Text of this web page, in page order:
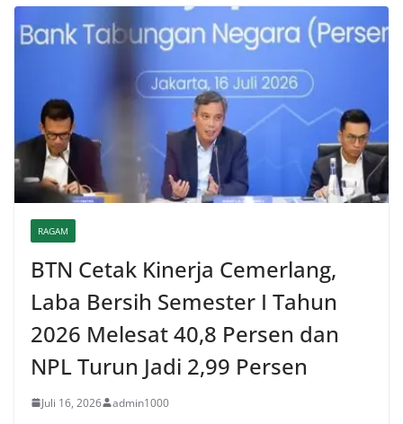
RAGAM
BTN Cetak Kinerja Cemerlang,
Laba Bersih Semester I Tahun
2026 Melesat 40,8 Persen dan
NPL Turun Jadi 2,99 Persen
Juli 16, 2026 admin1000